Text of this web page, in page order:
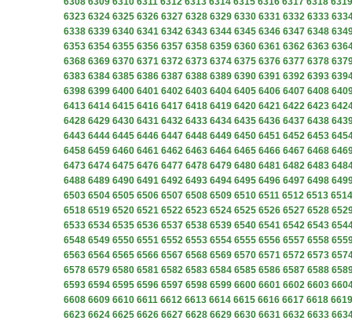
6323 6324 6325 6326 6327 6328 6329 6330 6331 6332 6333
6338 6339 6340 6341 6342 6343 6344 6345 6346 6347 6348
6353 6354 6355 6356 6357 6358 6359 6360 6361 6362 6363
6368 6369 6370 6371 6372 6373 6374 6375 6376 6377 6378
6383 6384 6385 6386 6387 6388 6389 6390 6391 6392 6393
6398 6399 6400 6401 6402 6403 6404 6405 6406 6407 6408
6413 6414 6415 6416 6417 6418 6419 6420 6421 6422 6423
6428 6429 6430 6431 6432 6433 6434 6435 6436 6437 6438
6443 6444 6445 6446 6447 6448 6449 6450 6451 6452 6453
6458 6459 6460 6461 6462 6463 6464 6465 6466 6467 6468
6473 6474 6475 6476 6477 6478 6479 6480 6481 6482 6483
6488 6489 6490 6491 6492 6493 6494 6495 6496 6497 6498
6503 6504 6505 6506 6507 6508 6509 6510 6511 6512 6513 6514
6518 6519 6520 6521 6522 6523 6524 6525 6526 6527 6528
6533 6534 6535 6536 6537 6538 6539 6540 6541 6542 6543
6548 6549 6550 6551 6552 6553 6554 6555 6556 6557 6558
6563 6564 6565 6566 6567 6568 6569 6570 6571 6572 6573
6578 6579 6580 6581 6582 6583 6584 6585 6586 6587 6588
6593 6594 6595 6596 6597 6598 6599 6600 6601 6602 6603
6608 6609 6610 6611 6612 6613 6614 6615 6616 6617 6618 6619
6623 6624 6625 6626 6627 6628 6629 6630 6631 6632 6633